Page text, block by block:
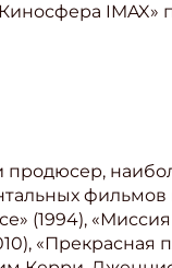
продюсер,
(1994),
«Прекрасная